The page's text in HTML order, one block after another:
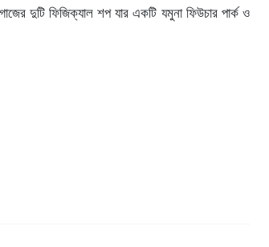
দুটি ফিজিক্যাল শপ যার একটি যমুনা ফিউচার পার্ক ও